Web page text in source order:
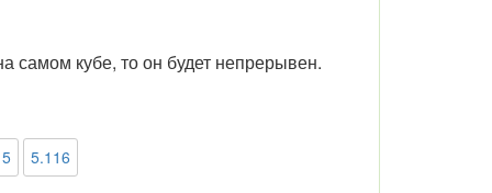
самом кубе, то он будет непрерывен.
5.116